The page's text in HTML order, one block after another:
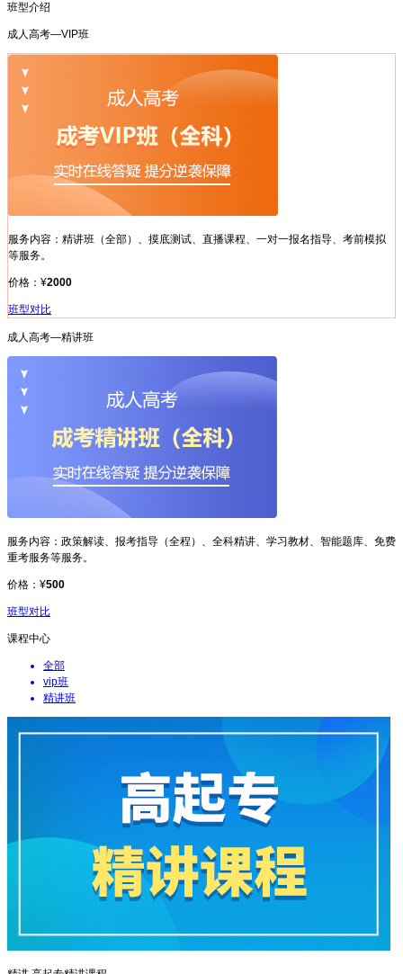
班型介绍
成人高考—VIP班
服务内容： 精讲班（全部）、摸底测试、直播课程、一对一报名指导、考前模拟
等服务。
价格： ¥2000
班型对比
成人高考—精讲班
服务内容： 政策解读、报考指导（全程）、全科精讲、学习教材、智能题库、免费
重考服务等服务。
价格： ¥500
班型对比
课程中心
全部
vip班
精讲班